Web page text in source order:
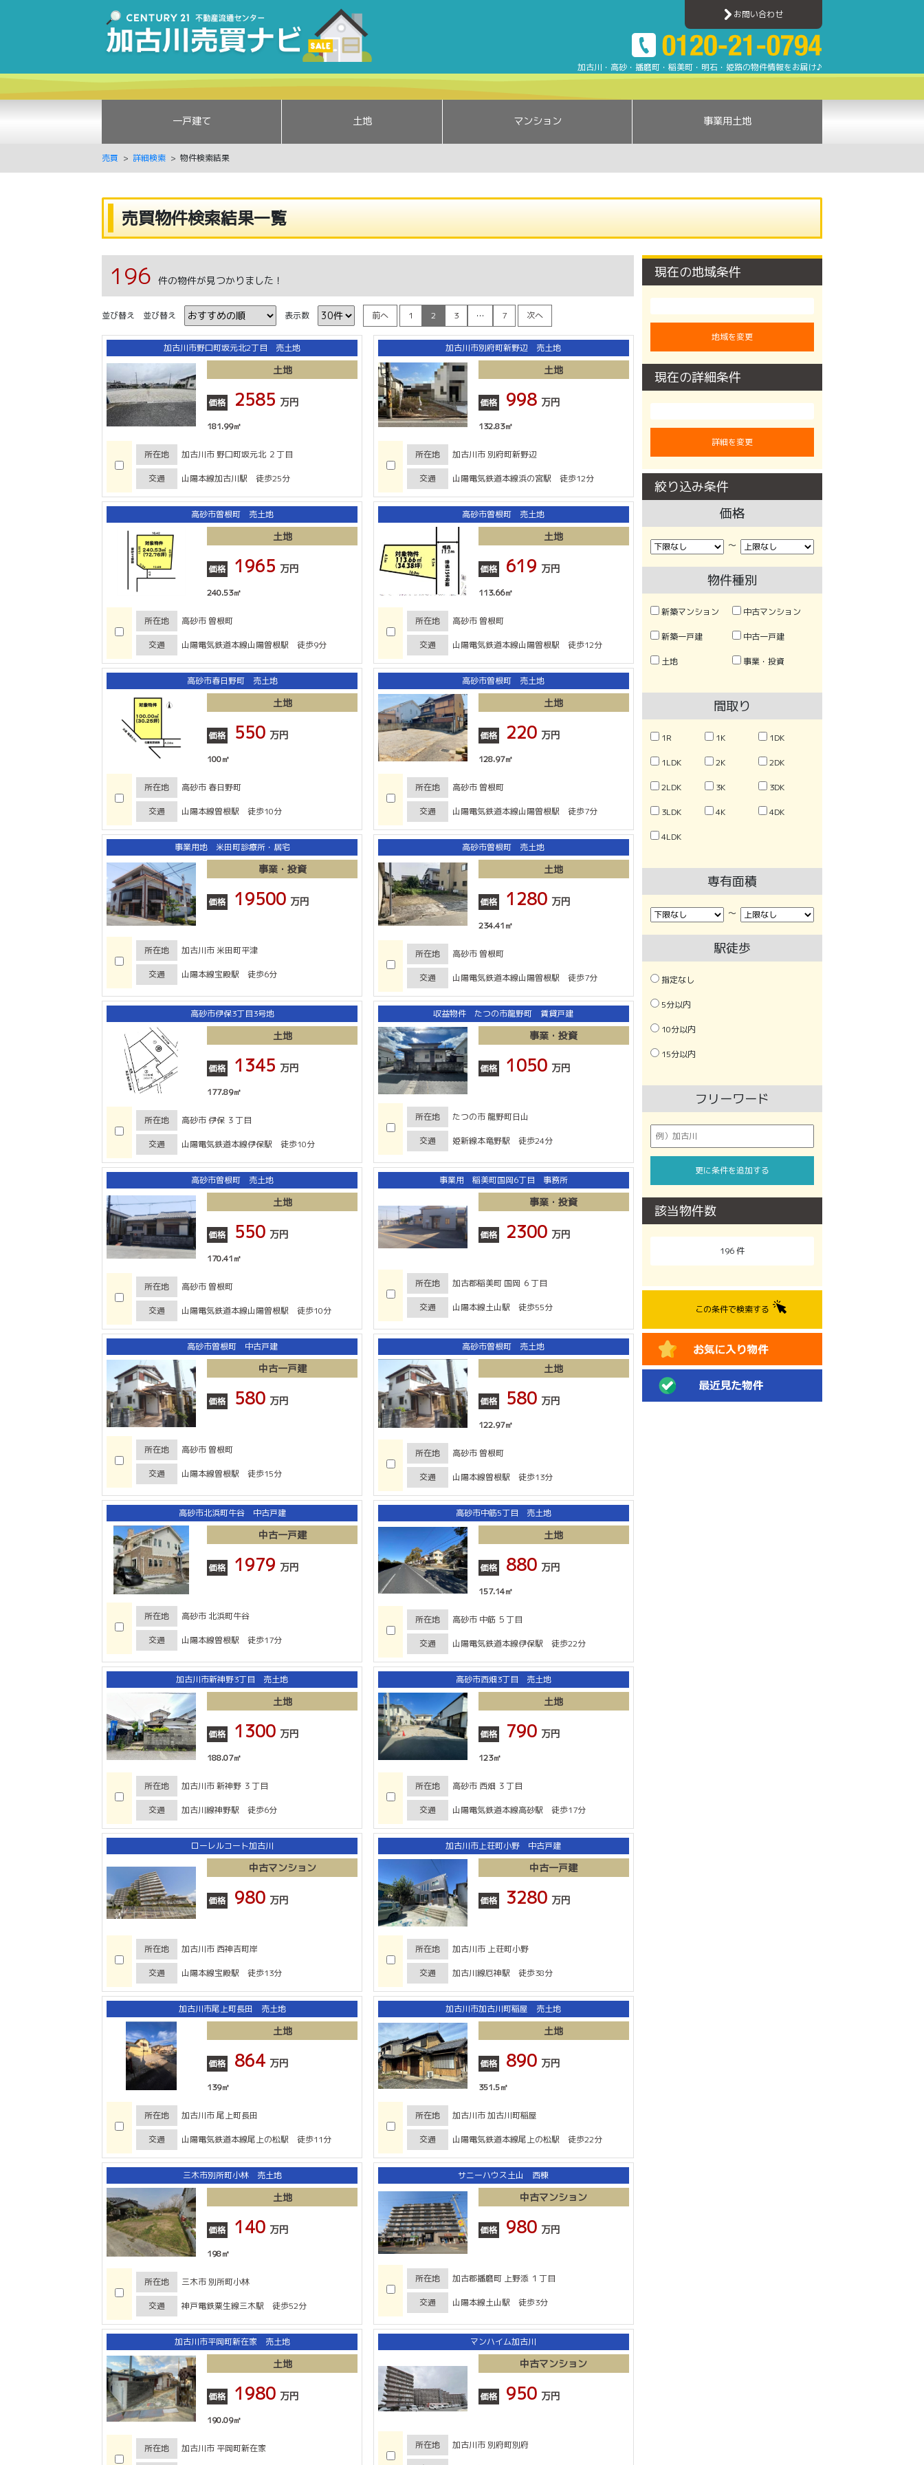
売買詳細検索結果 | 加古川売買ナビ | 加古川・高砂・姫路・明石エリアのアパート・マンション・一戸建て・土地情報
お問い合わせ
加古川・高砂・播磨町・稲美町・明石・姫路の物件情報をお届け♪
一戸建て 土地 マンション 事業用土地
売買 詳細検索 物件検索結果
売買物件検索結果一覧
196 件の物件が見つかりました！
並び替え 並び替え 表示数 前へ 1 2 3 … 7 次へ
加古川市野口町坂元北2丁目 売土地
土地
価格 2585 万円
181.99㎡
所在地 加古川市 野口町坂元北 ２丁目
交通 山陽本線加古川駅 徒歩25分
加古川市別府町新野辺 売土地
土地
価格 998 万円
132.83㎡
所在地 加古川市 別府町新野辺
交通 山陽電気鉄道本線浜の宮駅 徒歩12分
高砂市曽根町 売土地
土地
価格 1965 万円
240.53㎡
所在地 高砂市 曽根町
交通 山陽電気鉄道本線山陽曽根駅 徒歩9分
高砂市曽根町 売土地
土地
価格 619 万円
113.66㎡
所在地 高砂市 曽根町
交通 山陽電気鉄道本線山陽曽根駅 徒歩12分
高砂市春日野町 売土地
土地
価格 550 万円
100㎡
所在地 高砂市 春日野町
交通 山陽本線曽根駅 徒歩10分
高砂市曽根町 売土地
土地
価格 220 万円
128.97㎡
所在地 高砂市 曽根町
交通 山陽電気鉄道本線山陽曽根駅 徒歩7分
事業用地 米田町診療所・居宅
事業・投資
価格 19500 万円
所在地 加古川市 米田町平津
交通 山陽本線宝殿駅 徒歩6分
高砂市曽根町 売土地
土地
価格 1280 万円
234.41㎡
所在地 高砂市 曽根町
交通 山陽電気鉄道本線山陽曽根駅 徒歩7分
高砂市伊保3丁目3号地
土地
価格 1345 万円
177.89㎡
所在地 高砂市 伊保 ３丁目
交通 山陽電気鉄道本線伊保駅 徒歩10分
収益物件 たつの市龍野町 賃貸戸建
事業・投資
価格 1050 万円
所在地 たつの市 龍野町日山
交通 姫新線本竜野駅 徒歩24分
高砂市曽根町 売土地
土地
価格 550 万円
170.41㎡
所在地 高砂市 曽根町
交通 山陽電気鉄道本線山陽曽根駅 徒歩10分
事業用 稲美町国岡6丁目 事務所
事業・投資
価格 2300 万円
所在地 加古郡稲美町 国岡 ６丁目
交通 山陽本線土山駅 徒歩55分
高砂市曽根町 中古戸建
中古一戸建
価格 580 万円
所在地 高砂市 曽根町
交通 山陽本線曽根駅 徒歩15分
高砂市曽根町 売土地
土地
価格 580 万円
122.97㎡
所在地 高砂市 曽根町
交通 山陽本線曽根駅 徒歩13分
高砂市北浜町牛谷 中古戸建
中古一戸建
価格 1979 万円
所在地 高砂市 北浜町牛谷
交通 山陽本線曽根駅 徒歩17分
高砂市中筋5丁目 売土地
土地
価格 880 万円
157.14㎡
所在地 高砂市 中筋 ５丁目
交通 山陽電気鉄道本線伊保駅 徒歩22分
加古川市新神野3丁目 売土地
土地
価格 1300 万円
188.07㎡
所在地 加古川市 新神野 ３丁目
交通 加古川線神野駅 徒歩6分
高砂市西畑3丁目 売土地
土地
価格 790 万円
123㎡
所在地 高砂市 西畑 ３丁目
交通 山陽電気鉄道本線高砂駅 徒歩17分
ローレルコート加古川
中古マンション
価格 980 万円
所在地 加古川市 西神吉町岸
交通 山陽本線宝殿駅 徒歩13分
加古川市上荘町小野 中古戸建
中古一戸建
価格 3280 万円
所在地 加古川市 上荘町小野
交通 加古川線厄神駅 徒歩38分
加古川市尾上町長田 売土地
土地
価格 864 万円
139㎡
所在地 加古川市 尾上町長田
交通 山陽電気鉄道本線尾上の松駅 徒歩11分
加古川市加古川町稲屋 売土地
土地
価格 890 万円
351.5㎡
所在地 加古川市 加古川町稲屋
交通 山陽電気鉄道本線尾上の松駅 徒歩22分
三木市別所町小林 売土地
土地
価格 140 万円
198㎡
所在地 三木市 別所町小林
交通 神戸電鉄粟生線三木駅 徒歩52分
サニーハウス土山 西棟
中古マンション
価格 980 万円
所在地 加古郡播磨町 上野添 １丁目
交通 山陽本線土山駅 徒歩3分
加古川市平岡町新在家 売土地
土地
価格 1980 万円
190.09㎡
所在地 加古川市 平岡町新在家
マンハイム加古川
中古マンション
価格 950 万円
所在地 加古川市 別府町別府
現在の地域条件
地域を変更
現在の詳細条件
詳細を変更
絞り込み条件
価格
〜
物件種別
新築マンション 中古マンション
新築一戸建 中古一戸建
土地 事業・投資
間取り
1R 1K 1DK
1LDK 2K 2DK
2LDK 3K 3DK
3LDK 4K 4DK
4LDK
専有面積
〜
駅徒歩
指定なし
5分以内
10分以内
15分以内
フリーワード
更に条件を追加する
該当物件数
196件